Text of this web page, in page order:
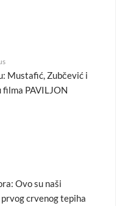
Mustafić, Zubčević i
PAVILJON
Ovo su naši
crvenog tepiha